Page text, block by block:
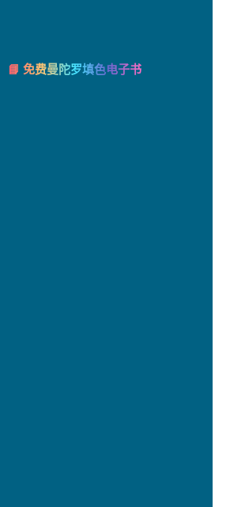
📘 免费曼陀罗填色电子书